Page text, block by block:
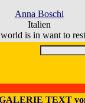
Anna Boschi
Italien
is in want to
TEXT